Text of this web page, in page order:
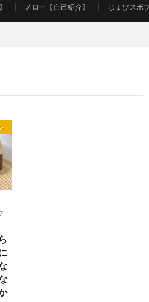
メロー【自己紹介】 じょびスポ